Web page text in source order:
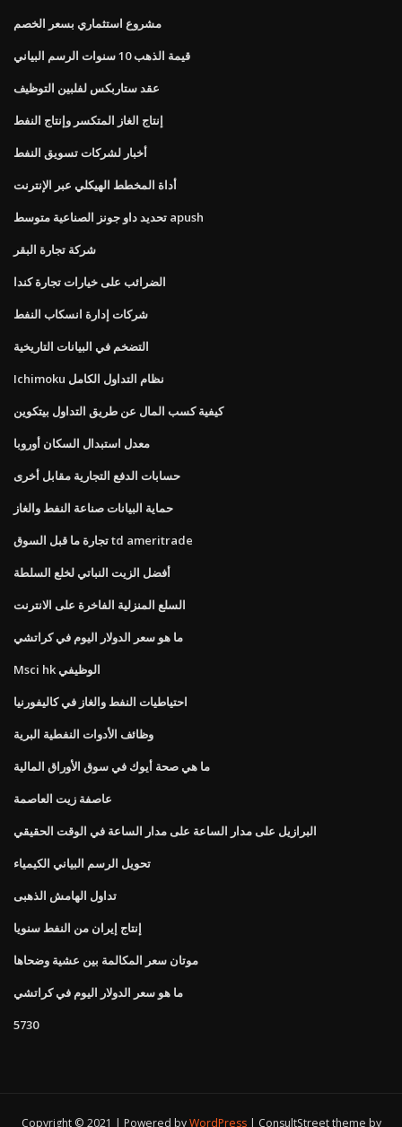
مشروع استثماري بسعر الخصم
قيمة الذهب 10 سنوات الرسم البياني
عقد ستاربكس لفلبين التوظيف
إنتاج الغاز المتكسر وإنتاج النفط
أخبار لشركات تسويق النفط
أداة المخطط الهيكلي عبر الإنترنت
تحديد داو جونز الصناعية متوسط ​​apush
شركة تجارة البقر
الضرائب على خيارات تجارة كندا
شركات إدارة انسكاب النفط
التضخم في البيانات التاريخية
Ichimoku نظام التداول الكامل
كيفية كسب المال عن طريق التداول بيتكوين
معدل استبدال السكان أوروبا
حسابات الدفع التجارية مقابل أخرى
حماية البيانات صناعة النفط والغاز
تجارة ما قبل السوق td ameritrade
أفضل الزيت النباتي لخلع السلطة
السلع المنزلية الفاخرة على الانترنت
ما هو سعر الدولار اليوم في كراتشي
Msci hk الوظيفي
احتياطيات النفط والغاز في كاليفورنيا
وظائف الأدوات النفطية البرية
ما هي صحة أيوك في سوق الأوراق المالية
عاصفة زيت العاصمة
البرازيل على مدار الساعة على مدار الساعة في الوقت الحقيقي
تحويل الرسم البياني الكيمياء
تداول الهامش الذهبى
إنتاج إيران من النفط سنويا
موتان سعر المكالمة بين عشية وضحاها
ما هو سعر الدولار اليوم في كراتشي
5730
Copyright © 2021 | Powered byWordPress ConsultStreet theme by